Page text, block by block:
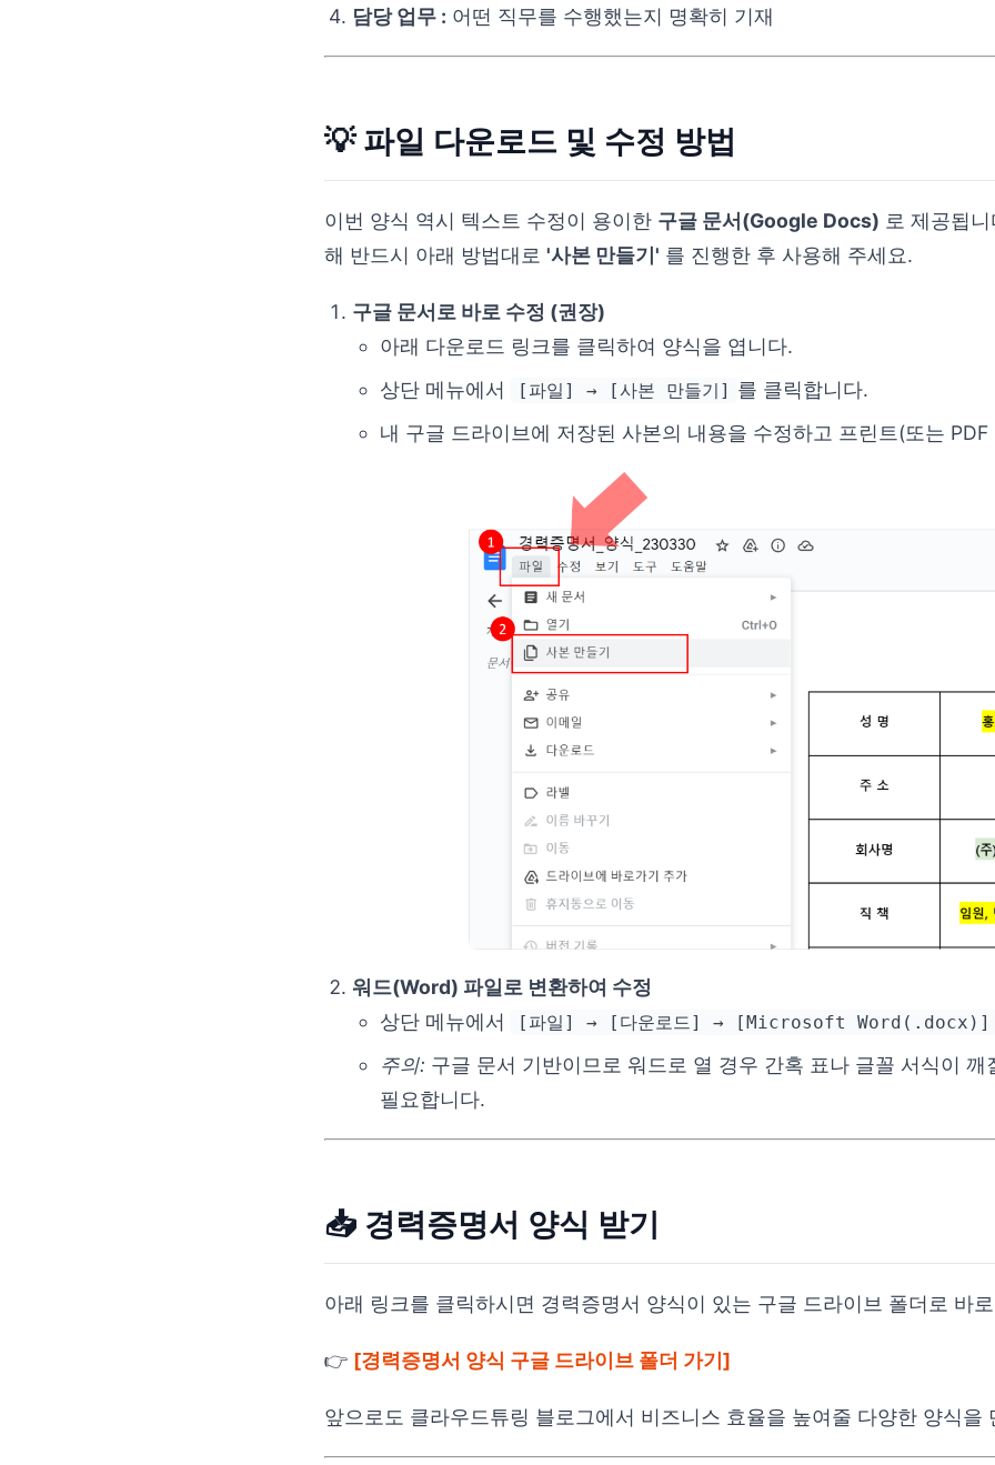
담당 업무 : 어떤 직무를 수행했는지 명확히 기재
💡 파일 다운로드 및 수정 방법
이번 양식 역시 텍스트 수정이 용이한 구글 문서(Google Docs) 로 제공됩
해 반드시 아래 방법대로 '사본 만들기' 를 진행한 후 사용해 주세요.
구글 문서로 바로 수정 (권장)
아래 다운로드 링크를 클릭하여 양식을 엽니다.
상단 메뉴에서
[파일] → [사본 만들기]
를 클릭합니다.
내 구글 드라이브에 저장된 사본의 내용을 수정하고 프린트(또는 PDF
워드(Word) 파일로 변환하여 수정
상단 메뉴에서
[파일] → [다운로드] → [Microsoft Word(.docx)]
주의: 구글 문서 기반이므로 워드로 열 경우 간혹 표나 글꼴 서식이 깨
필요합니다.
📥 경력증명서 양식 받기
아래 링크를 클릭하시면 경력증명서 양식이 있는 구글 드라이브 폴더로 바
👉 [경력증명서 양식 구글 드라이브 폴더 가기]
앞으로도 클라우드튜링 블로그에서 비즈니스 효율을 높여줄 다양한 양식을